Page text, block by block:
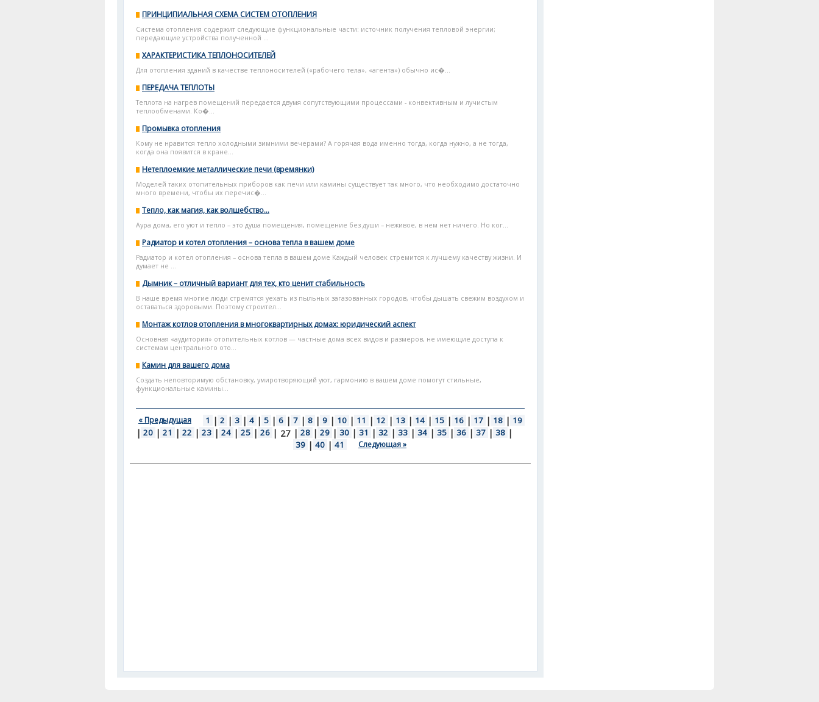
ПРИНЦИПИАЛЬНАЯ СХЕМА СИСТЕМ ОТОПЛЕНИЯ
Система отопления содержит следующие функциональные части: источник получения тепловой энергии;
передающие устройства полученной ...
ХАРАКТЕРИСТИКА ТЕПЛОНОСИТЕЛЕЙ
Для отопления зданий в качестве теплоносителей («рабочего тела», «агента») обычно ис�...
ПЕРЕДАЧА ТЕПЛОТЫ
Теплота на нагрев помещений передается двумя сопутствующими процессами - конвективным и лучистым
теплообменами. Ко�...
Промывка отопления
Кому не нравится тепло холодными зимними вечерами? А горячая вода именно тогда, когда нужно, а не тогда,
когда она появится в кране...
Нетеплоемкие металлические печи (времянки)
Моделей таких отопительных приборов как печи или камины существует так много, что необходимо достаточно
много времени, чтобы их перечис�...
Тепло, как магия, как волшебство…
Аура дома, его уют и тепло – это душа помещения, помещение без души – неживое, в нем нет ничего. Но ког...
Радиатор и котел отопления – основа тепла в вашем доме
Радиатор и котел отопления – основа тепла в вашем доме Каждый человек стремится к лучшему качеству жизни. И
думает не ...
Дымник – отличный вариант для тех, кто ценит стабильность
В наше время многие люди стремятся уехать из пыльных загазованных городов, чтобы дышать свежим воздухом и
оставаться здоровыми. Поэтому строител...
Монтаж котлов отопления в многоквартирных домах: юридический аспект
Основная «аудитория» отопительных котлов — частные дома всех видов и размеров, не имеющие доступа к
системам центрального ото...
Камин для вашего дома
Создать неповторимую обстановку, умиротворяющий уют, гармонию в вашем доме помогут стильные,
функциональные камины...
« Предыдущая 1 | 2 | 3 | 4 | 5 | 6 | 7 | 8 | 9 | 10 | 11 | 12 | 13 | 14 | 15 | 16 | 17 | 18 | 19
| 20 | 21 | 22 | 23 | 24 | 25 | 26 | 27 | 28 | 29 | 30 | 31 | 32 | 33 | 34 | 35 | 36 | 37 | 38 |
39 | 40 | 41 Следующая »